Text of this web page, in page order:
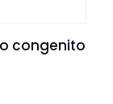
congenito